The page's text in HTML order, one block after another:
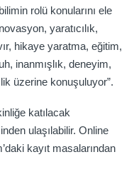
rolü konularını ele
yaratıcılık,
hikaye yaratma, eğitim,
inanmışlık, deneyim,
üzerine konuşuluyor”.
katılacak
ulaşılabilir. Online
kayıt masalarından